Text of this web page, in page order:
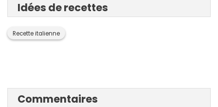
Idées de recettes
Recette italienne
Commentaires